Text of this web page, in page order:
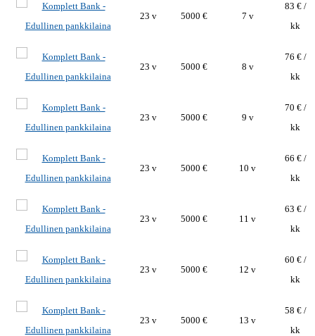
23 v 5000 € 7 v
83 € /
kk
23 v 5000 € 8 v
76 € /
kk
23 v 5000 € 9 v
70 € /
kk
23 v 5000 € 10 v
66 € /
kk
23 v 5000 € 11 v
63 € /
kk
23 v 5000 € 12 v
60 € /
kk
23 v 5000 € 13 v
58 € /
kk